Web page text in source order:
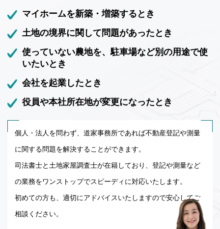
マイホームを新築・増築するとき
土地の境界に関して問題があったとき
使っていない農地を、駐車場など別の用途で使
いたいとき
会社を起業したとき
役員や本社所在地が変更になったとき
個人・法人を問わず、道家事務所であれば不動産登記や測量
に関する問題を解決することができます。
司法書士と土地家屋調査士が在籍しており、登記や測量など
の業務をワンストップでスピーディに対応いたします。
初めての方も、適切にアドバイスいたしますので安心してご
相談ください。